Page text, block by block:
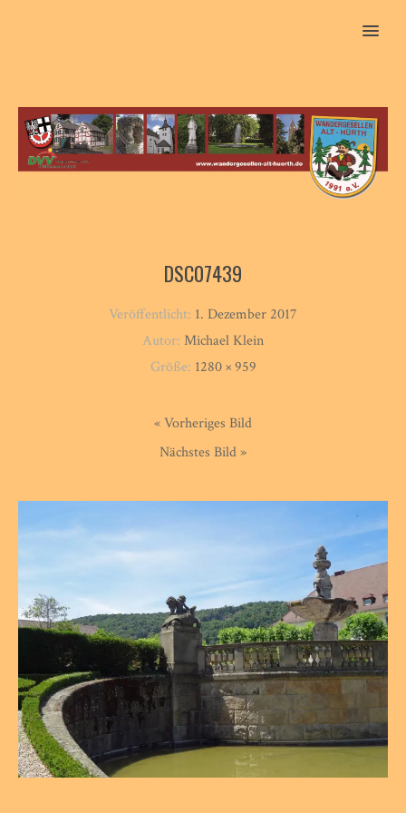
MENU
DSC07439
Veröffentlicht: 1. Dezember 2017
Autor: Michael Klein
Größe: 1280 × 959
« Vorheriges Bild
Nächstes Bild »